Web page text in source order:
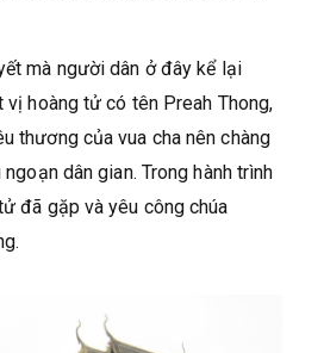
mà người dân ở đây kể lại
vị hoàng tử có tên Preah Thong,
thương của vua cha nên chàng
dân gian. Trong hành trình
đã gặp và yêu công chúa